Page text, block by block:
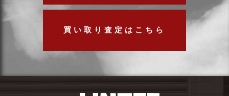
買い取り査定はこちら